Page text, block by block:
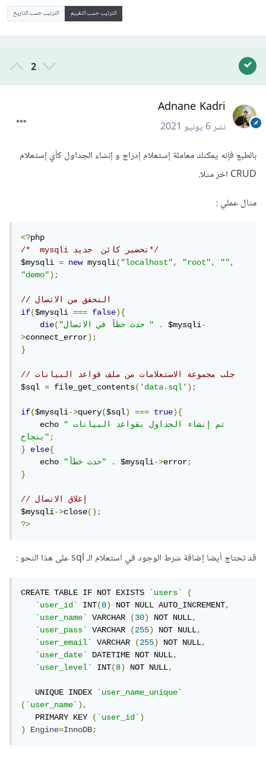
الترتيب حسب التقييم الترتيب حسب التاريخ
2
Adnane Kadri
نشر6 يونيو 2021
بالطبع فإنه يمكنك معاملة إستعلام إدراج و إنشاء الجداول كأي إستعلام
CRUD اخر مثلا.
مثال عملي :
<?
/*  mysqli تحضير كائن  جديد*/
$mysqli = new mysqli("localhost", "root", "",
"demo");
// التحقق من الاتصال
if($mysqli === false){
die( "حدث خطأ في الاتصال " . $mysqli-
>connect_error);
}
// جلب مجموعة الاستعلامات من ملف قواعد البيانات
$sql = file_get_contents('data.sql');
if($mysqli->query($sql) === true){
    echo
"تم إنشاء الجداول بقواعد البيانات
بنجاح";
}
else{
    echo
"حدث خطأ" . $mysqli->error;
}
// إغلاق الاتصال
$mysqli->close();
?>
قد تحتاج أيضا إضافة شرط الوجود في استعلام الـ sql على هذا النحو :
CREATE TABLE IF NOT EXISTS `users`
(
`user_id`
INT(8) NOT NULL AUTO_INCREMENT,
`user_name`
VARCHAR (30) NOT NULL,
`user_pass`
VARCHAR (255) NOT NULL,
`user_email`
VARCHAR (255) NOT NULL,
`user_date`
DATETIME NOT NULL,
`user_level`
INT(8) NOT NULL,
   UNIQUE INDEX
`user_name_unique`
(`user_name`),
   PRIMARY KEY
(`user_id`)
)
Engine=InnoDB;